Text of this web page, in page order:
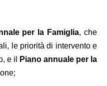
per la Famiglia, che
le priorità di intervento e
e il
Piano annuale per la